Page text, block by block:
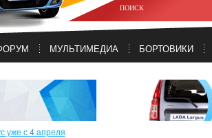
МУЛЬТИМЕДИА БОРТОВИКИ
уже с 4 апреля